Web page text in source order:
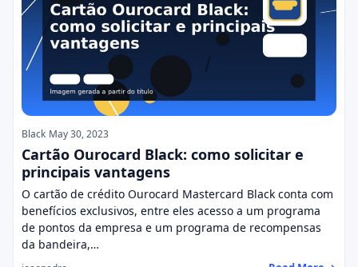
Black May 30, 2023
Cartão Ourocard Black: como solicitar e
principais vantagens
O cartão de crédito Ourocard Mastercard Black conta com
benefícios exclusivos, entre eles acesso a um programa
de pontos da empresa e um programa de recompensas
da bandeira,…